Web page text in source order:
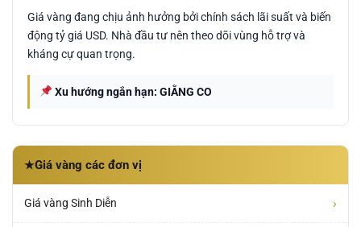
Giá vàng đang chịu ảnh hưởng bởi chính sách lãi suất và biến
động tỷ giá USD. Nhà đầu tư nên theo dõi vùng hỗ trợ và
kháng cự quan trọng.
Xu hướng ngắn hạn: GIẰNG CO
★Giá vàng các đơn vị
Giá vàng Sinh Diễn ›